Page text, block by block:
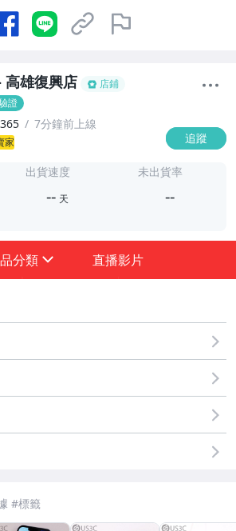
高雄復興店
店鋪
證
7分鐘前上線
家 追蹤
-
出貨速度
-- 天
未出貨率
--
分類
區 ★★★
直播影片